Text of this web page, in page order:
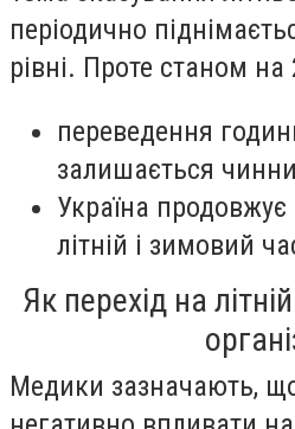
періодично
рівні. Проте станом на
переведення
залишається
Україна
літній і зимовий
Як перехід на
Медики зазначають,